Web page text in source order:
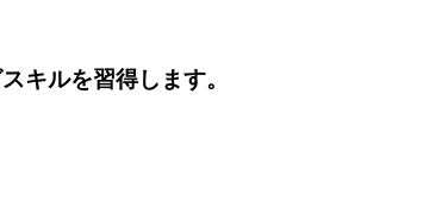
キルを習得します。